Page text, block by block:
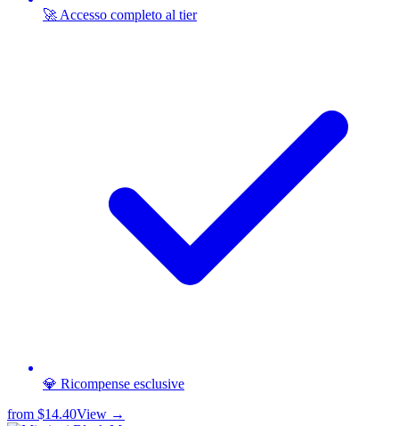
🚀 Accesso completo al tier
💎 Ricompense esclusive
from $14.40View →